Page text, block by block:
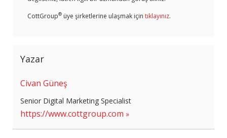
CottGroup® üye şirketlerine ulaşmak için tıklayınız.
Yazar
Civan Güneş
Senior Digital Marketing Specialist
https://www.cottgroup.com